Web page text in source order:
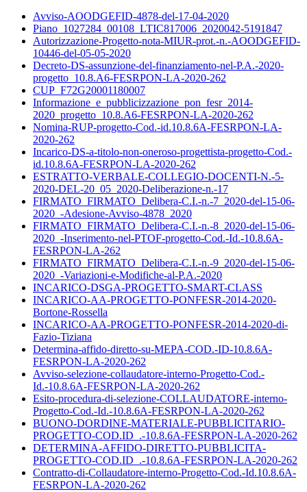
Avviso-AOODGEFID-4878-del-17-04-2020
Piano_1027284_00108_LTIC817006_2020042-5191847
Autorizzazione-Progetto-nota-MIUR-prot.-n.-AOODGEFID-
10446-del-05-05-2020
Decreto-DS-assunzione-del-finanziamento-nel-P.A.-2020-
progetto_10.8.A6-FESRPON-LA-2020-262
CUP_F72G20001180007
Informazione_e_pubblicizzazione_pon_fesr_2014-
2020_progetto_10.8.A6-FESRPON-LA-2020-262
Nomina-RUP-progetto-Cod.-id.10.8.6A-FESRPON-LA-
2020-262
Incarico-DS-a-titolo-non-oneroso-progettista-progetto-Cod.-
id.10.8.6A-FESRPON-LA-2020-262
ESTRATTO-VERBALE-COLLEGIO-DOCENTI-N.-5-
2020-DEL-20_05_2020-Deliberazione-n.-17
FIRMATO_FIRMATO_Delibera-C.I.-n.-7_2020-del-15-06-
2020_-Adesione-Avviso-4878_2020
FIRMATO_FIRMATO_Delibera-C.I.-n.-8_2020-del-15-06-
2020_-Inserimento-nel-PTOF-progetto-Cod.-Id.-10.8.6A-
FESRPON-LA-262
FIRMATO_FIRMATO_Delibera-C.I.-n.-9_2020-del-15-06-
2020_-Variazioni-e-Modifiche-al-P.A.-2020
INCARICO-DSGA-PROGETTO-SMART-CLASS
INCARICO-AA-PROGETTO-PONFESR-2014-2020-
Bortone-Rossella
INCARICO-AA-PROGETTO-PONFESR-2014-2020-di-
Fazio-Tiziana
Determina-affido-diretto-su-MEPA-COD.-ID-10.8.6A-
FESRPON-LA-2020-262
Avviso-selezione-collaudatore-interno-Progetto-Cod.-
Id.-10.8.6A-FESRPON-LA-2020-262
Esito-procedura-di-selezione-COLLAUDATORE-interno-
Progetto-Cod.-Id.-10.8.6A-FESRPON-LA-2020-262
BUONO-DORDINE-MATERIALE-PUBBLICITARIO-
PROGETTO-COD.ID_.-10.8.6A-FESRPON-LA-2020-262
DETERMINA-AFFIDO-DIRETTO-PUBBLICITA-
PROGETTO-COD.ID_.-10.8.6A-FESRPON-LA-2020-262
Contratto-di-Collaudatore-interno-Progetto-Cod.-Id.10.8.6A-
FESRPON-LA-2020-262